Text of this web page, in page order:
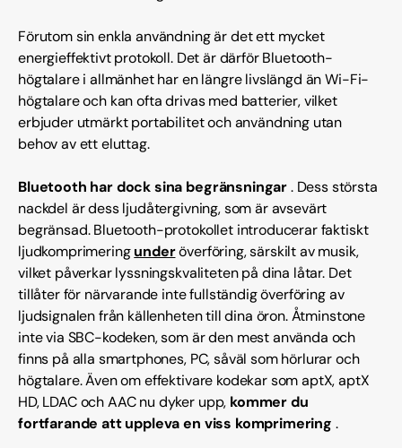
Förutom sin enkla användning är det ett mycket
energieffektivt protokoll. Det är därför Bluetooth-
högtalare i allmänhet har en längre livslängd än Wi-Fi-
högtalare och kan ofta drivas med batterier, vilket
erbjuder utmärkt portabilitet och användning utan
behov av ett eluttag.
Bluetooth har dock sina begränsningar. Dess största
nackdel är dess ljudåtergivning, som är avsevärt
begränsad. Bluetooth-protokollet introducerar faktiskt
ljudkomprimeringunderöverföring, särskilt av musik,
vilket påverkar lyssningskvaliteten på dina låtar. Det
tillåter för närvarande inte fullständig överföring av
ljudsignalen från källenheten till dina öron. Åtminstone
inte via SBC-kodeken, som är den mest använda och
finns på alla smartphones, PC, såväl som hörlurar och
högtalare. Även om effektivare kodekar som aptX, aptX
HD, LDAC och AAC nu dyker upp, kommer du
fortfarande att uppleva en viss komprimering .